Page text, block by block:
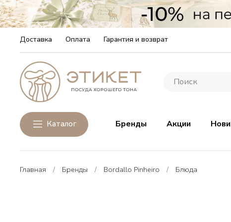
Доставка Оплата Гарантия и возврат
Каталог Бренды Акции
Главная Бренды Bordallo Pinheiro Блюда